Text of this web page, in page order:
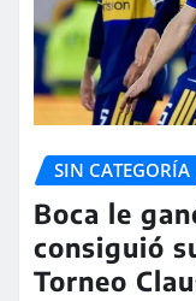
SIN CATEGORÍA
Boca le
consiguió
Torneo